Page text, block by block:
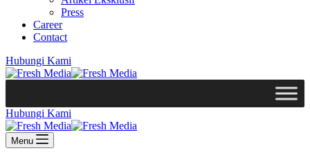
Press
Career
Contact
Hubungi Kami
Hubungi Kami
Menu